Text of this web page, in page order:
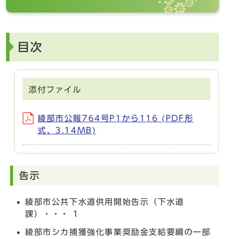
目次
添付ファイル
綾部市公報764号P1から116 (PDF形
式、3.14MB)
告示
綾部市公共下水道供用開始告示（下水道
課）・・・ 1
綾部市シカ捕獲強化事業奨励金支給要綱の一部